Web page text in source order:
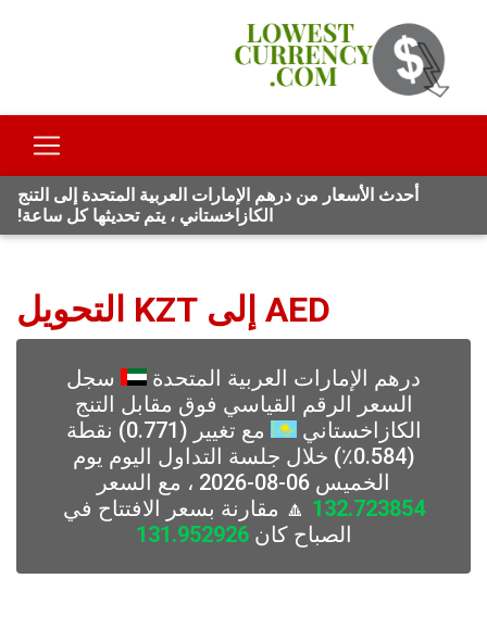
أحدث الأسعار من درهم الإمارات العربية المتحدة إلى التنج
الكازاخستاني ، يتم تحديثها كل ساعة!
AED إلى KZT التحويل
درهم الإمارات العربية المتحدة
سجل
السعر الرقم القياسي فوق مقابل التنج
الكازاخستاني
مع تغيير (0.771) نقطة
(0.584٪) خلال جلسة التداول اليوم يوم
الخميس 06-08-2026 ، مع السعر
132.723854 🔼 مقارنة بسعر الافتتاح في
الصباح كان131.952926